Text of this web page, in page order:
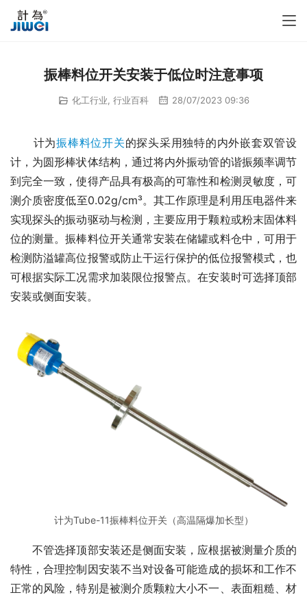
振棒料位开关安装于低位时注意事项
化工行业 行业百科 28/07/2023 09:36
计为振棒料位开关的探头采用独特的内外嵌套双管设
计，为圆形棒状体结构，通过将内外振动管的谐振频率调节
到完全一致，使得产品具有极高的可靠性和检测灵敏度，可
测介质密度低至0.02g/cm³。其工作原理是利用压电器件来
实现探头的振动驱动与检测，主要应用于颗粒或粉末固体料
位的测量。振棒料位开关通常安装在储罐或料仓中，可用于
检测防溢罐高位报警或防止干运行保护的低位报警模式，也
可根据实际工况需求加装限位报警点。在安装时可选择顶部
安装或侧面安装。
计为Tube-11振棒料位开关（高温隔爆加长型）
不管选择顶部安装还是侧面安装，应根据被测量介质的
特性，合理控制因安装不当对设备可能造成的损坏和工作不
正常的风险，特别是被测介质颗粒大小不一、表面粗糙、材